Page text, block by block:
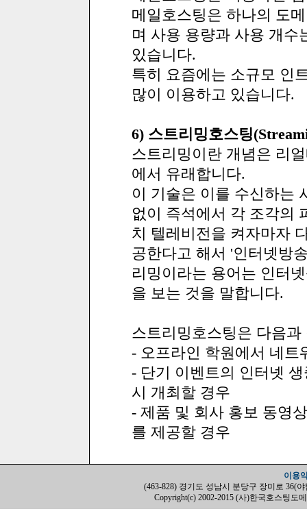
메일호스팅은 하나의 도
며 사용 용량과 사용 개수
있습니다.
특히 요즘에는 소규모 인
많이 이용하고 있습니다.
6) 스트리밍호스팅
스트리밍이란 개념은 리
에서 유래합니다.
이 기술은 이를 수신하는
없이 즉석에서 각 조각의
치 텔레비전을 켜자마자
공한다고 해서 '인터넷방
리밍이라는 용어는 인터
을 보는 것을 말합니다.
스트리밍호스팅은 다음
- 오프라인 학원에서 네트
- 단기 이벤트의 인터넷
시 개최할 경우
- 제품 및 회사 홍보 동영
를 제공할 경우
이용
(463-828) 경기도 성남시 분당구 장미로 36(
Copyright(c) 2002-2015 (사)한국호스팅도